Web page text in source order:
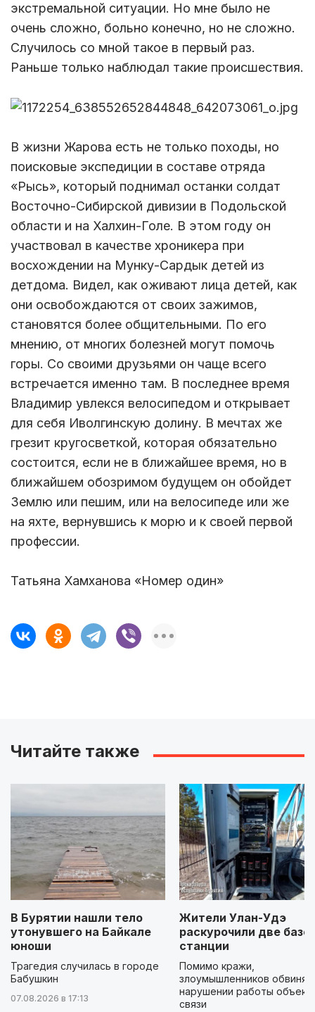
экстремальной ситуации. Но мне было не
очень сложно, больно конечно, но не сложно.
Случилось со мной такое в первый раз.
Раньше только наблюдал такие происшествия.
В жизни Жарова есть не только походы, но
поисковые экспедиции в составе отряда
«Рысь», который поднимал останки солдат
Восточно-Сибирской дивизии в Подольской
области и на Халхин-Голе. В этом году он
участвовал в качестве хроникера при
восхождении на Мунку-Сардык детей из
детдома. Видел, как оживают лица детей, как
они освобождаются от своих зажимов,
становятся более общительными. По его
мнению, от многих болезней могут помочь
горы. Со своими друзьями он чаще всего
встречается именно там. В последнее время
Владимир увлекся велосипедом и открывает
для себя Иволгинскую долину. В мечтах же
грезит кругосветкой, которая обязательно
состоится, если не в ближайшее время, но в
ближайшем обозримом будущем он обойдет
Землю или пешим, или на велосипеде или же
на яхте, вернувшись к морю и к своей первой
профессии.
Татьяна Хамханова «Номер один»
Читайте также
В Бурятии нашли тело
утонувшего на Байкале
юноши
Трагедия случилась в городе
Бабушкин
07.08.2026 в 17:13
Жители Улан-Удэ
раскурочили две
станции
Помимо кражи,
злоумышленников
нарушении работы
связи